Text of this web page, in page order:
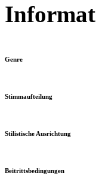
Genre
Stimmaufteilung
Stilistische Ausrichtung
Beitrittsbedingungen